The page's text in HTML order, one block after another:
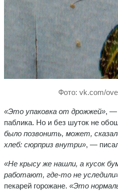
Фото: vk.com/
«Это упаковка от дрожжей», —
паблика. Но и без шуток не
было позвонить, может,
хлеб: сюрприз внутри», —
«Не крысу же нашли, а кусок
работают, где-то не
пекарей горожане. «Это